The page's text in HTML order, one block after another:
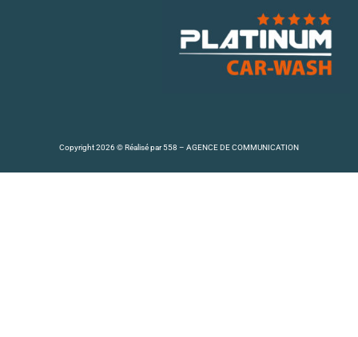
Copyright 2026 © Réalisé par558 – AGENCE DE COMMUNICATION